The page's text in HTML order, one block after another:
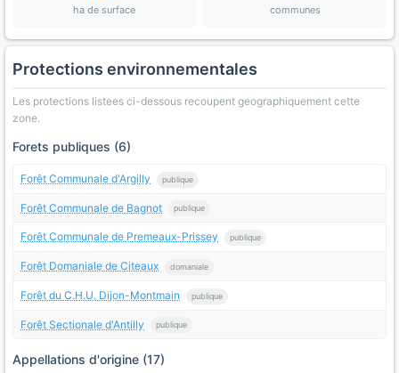
ha de surface communes
Protections environnementales
Les protections listees ci-dessous recoupent geographiquement cette
zone.
Forets publiques (6)
Forêt Communale d'Argilly publique
Forêt Communale de Bagnot publique
Forêt Communale de Premeaux-Prissey publique
Forêt Domaniale de Citeaux domaniale
Forêt du C.H.U. Dijon-Montmain publique
Forêt Sectionale d'Antilly publique
Appellations d'origine (17)